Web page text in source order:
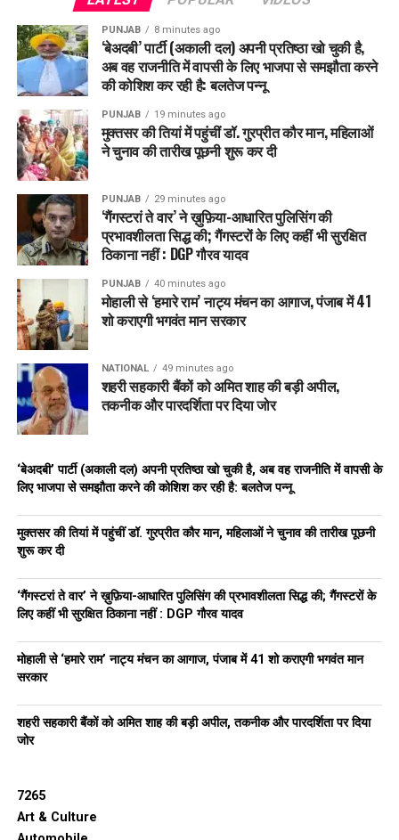
क्या कांग्रेस में पद खरीदकर मिलते हैं
पन्नू ने सिद्धू के राजनीतिक करियर का भी ज़िक्र किया।
उन्होंने कहा—
सिद्धू कांग्रेस अध्यक्ष रहे,
सांसद रहे,
और कैबिनेट मंत्री भी।
फिर सवाल उठाया—
“ क्या ये पद भी पैसे देकर लिए गए थे?क्या कांग्रेस में मंत्री या उप
मुख्यमंत्री बनने के लिए भी करोड़ों देने पड़ते हैं?”
सिद्धू की शर्तों वाली राजनीति
पन्नू ने कहा कि यह हैरानी की बात है कि सिद्धू दावा कर रहे हैं कि पंजाब को
उसके“golden days”
जाएगा।
उन्होंने पूछा—“क्या पंजाब सिर्फ सिद्धू के लिए एकbargaining chip
उन्होंने यह भी तंज कसा कि सिद्धू की प्रेस कॉन्फ्रेंस और उनका चैनल
“जीतेगा पंजाब”
पन्नू नेAAPऔर कांग्रेस का फर्क
समझाया
पन्नू ने कहा—
भगवंत मान,
जैसे नेताओं ने अपना career छोड़कर जनता की सेवा की।
PUNJAB 8 minutes ago
‘बेअदबी’ पार्टी (अकाली दल) अपनी प्रतिष्ठा खो चुकी है,
अब वह राजनीति में वापसी के लिए भाजपा से समझौता करने
की कोशिश कर रही है: बलतेज पन्नू
PUNJAB 19 minutes ago
मुक्तसर की तियां में पहुंचीं डॉ. गुरप्रीत कौर मान, महिलाओं
ने चुनाव की तारीख पूछनी शुरू कर दी
PUNJAB 29 minutes ago
‘गैंगस्टरां ते वार’ ने ख़ुफ़िया-आधारित पुलिसिंग की
प्रभावशीलता सिद्ध की; गैंगस्टरों के लिए कहीं भी सुरक्षित
ठिकाना नहीं : DGP गौरव यादव
PUNJAB 40 minutes ago
मोहाली से ‘हमारे राम’ नाट्य मंचन का आगाज, पंजाब में 41
शो कराएगी भगवंत मान सरकार
NATIONAL 49 minutes ago
शहरी सहकारी बैंकों को अमित शाह की बड़ी अपील,
तकनीक और पारदर्शिता पर दिया जोर
‘बेअदबी’ पार्टी (अकाली दल) अपनी प्रतिष्ठा खो चुकी है, अब वह राजनीति में वापसी के
लिए भाजपा से समझौता करने की कोशिश कर रही है: बलतेज पन्नू
मुक्तसर की तियां में पहुंचीं डॉ. गुरप्रीत कौर मान, महिलाओं ने चुनाव की तारीख पूछनी
शुरू कर दी
‘गैंगस्टरां ते वार’ ने ख़ुफ़िया-आधारित पुलिसिंग की प्रभावशीलता सिद्ध की; गैंगस्टरों के
लिए कहीं भी सुरक्षित ठिकाना नहीं : DGP गौरव यादव
मोहाली से ‘हमारे राम’ नाट्य मंचन का आगाज, पंजाब में 41 शो कराएगी भगवंत मान
सरकार
शहरी सहकारी बैंकों को अमित शाह की बड़ी अपील, तकनीक और पारदर्शिता पर दिया
जोर
7265
Art & Culture